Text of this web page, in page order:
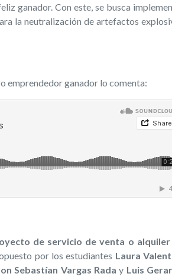
ganador. Con este, se busca
la neutralización de artefactos
emprendedor ganador lo comenta:
de servicio de venta o
por los estudiantes Laura
Sebastían Vargas Rada y Luis